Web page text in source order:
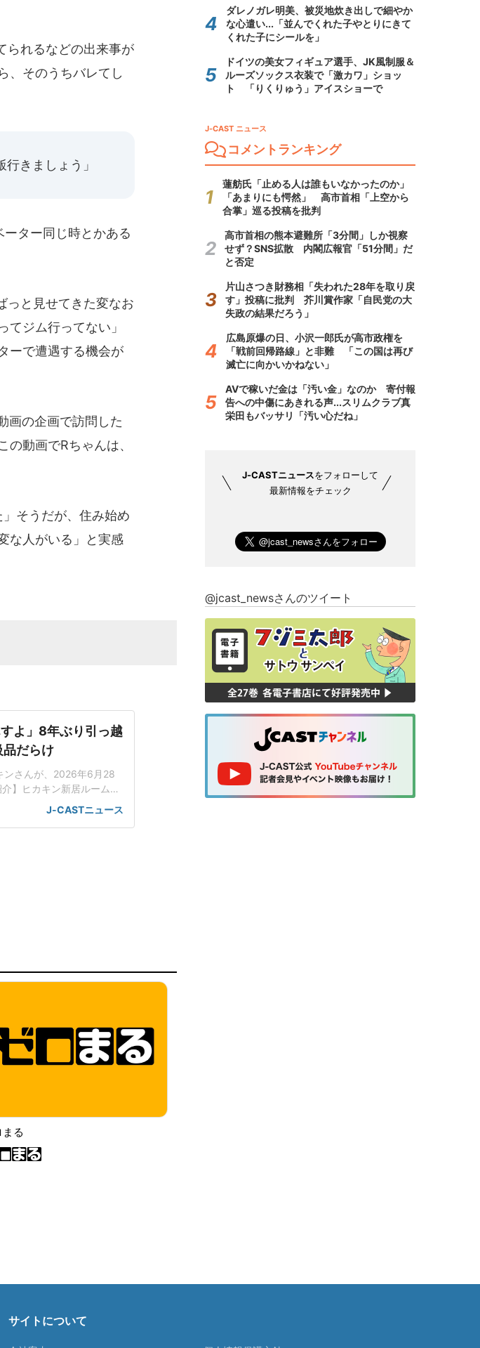
られるなどの出来事が
、そのうちバレてし
きましょう」
ター同じ時とかある
っと見せてきた変なお
てジム行ってない」
ーで遭遇する機会が
画の企画で訪問した
動画でRちゃんは、
そうだが、住み始め
な人がいる」と実感
よ」8年ぶり引っ越
品だらけ
ンさんが、2026年6月28
】ヒカキン新居ルームツ
を報告。豪華な新居の
ぶりに引っ越しをしたと
J-CASTニュース
る
ダレノガレ明美、被災地炊き出しで細やか
な心遣い...「並んでくれた子やとりにきて
くれた子にシールを」
ドイツの美女フィギュア選手、JK風制服＆
ルーズソックス衣装で「激カワ」ショッ
ト 「りくりゅう」アイスショーで
J-CAST ニュース
コメントランキング
蓮舫氏「止める人は誰もいなかったのか」
「あまりにも愕然」 高市首相「上空から
合掌」巡る投稿を批判
高市首相の熊本避難所「3分間」しか視察
せず？SNS拡散 内閣広報官「51分間」だ
と否定
片山さつき財務相「失われた28年を取り戻
す」投稿に批判 芥川賞作家「自民党の大
失政の結果だろう」
広島原爆の日、小沢一郎氏が高市政権を
「戦前回帰路線」と非難 「この国は再び
滅亡に向かいかねない」
AVで稼いだ金は「汚い金」なのか 寄付報
告への中傷にあきれる声...スリムクラブ真
栄田もバッサリ「汚い心だね」
J-CASTニュースをフォローして
最新情報をチェック
@jcast_newsさんのツイート
サイトについて